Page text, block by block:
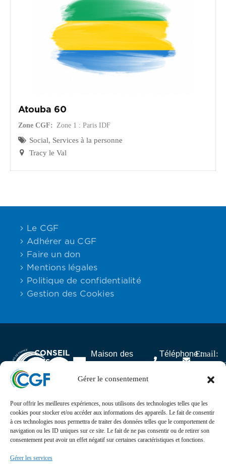
Gérer le consentement
Pour offrir les meilleures expériences, nous utilisons des technologies telles que les
cookies pour stocker et/ou accéder aux informations des appareils. Le fait de consentir
à ces technologies nous permettra de traiter des données telles que le comportement de
navigation ou les ID uniques sur ce site. Le fait de ne pas consentir ou de retirer son
consentement peut avoir un effet négatif sur certaines caractéristiques et fonctions.
Gérer les services
Atouba 60
Zone CGF Zone 1 : Paris IDF
Social, Services à la personne
Tracy le Val
Le CGF
Adhérer au CGF
Faire un don
Mentions légales
Politique de confidentialité
Gestion des Cookies
CONSEIL
DES
GABONAIS
DE FRANCE
Maison des
25 rue Lantiez,
Téléphone :Email:
Actualités
Suivez l’actualité, l’agenda, les projets et les
événements du Conseil des Gabonais de France sur nos
réseaux sociaux